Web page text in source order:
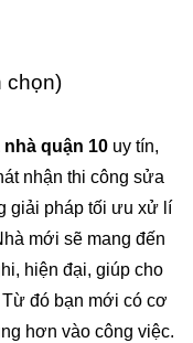
chọn)
quận 10uy tín,
nhận thi công sửa
giải pháp tối ưu xử lí
mới sẽ mang đến
hiện đại, giúp cho
đó bạn mới có cơ
hơn vào công việc.